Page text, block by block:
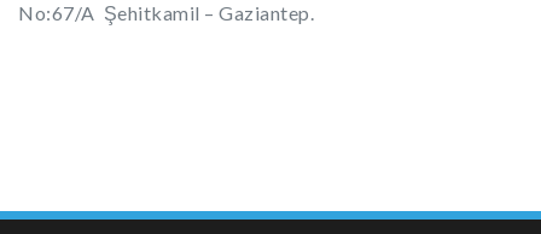
No:67/A Şehitkamil – Gaziantep.